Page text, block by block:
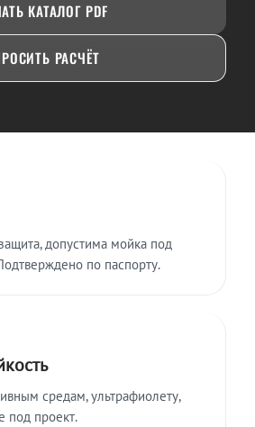
КАТАЛОГ PDF
РАСЧЁТ
допустима мойка под
по паспорту.
средам, ультрафиолету,
под проект.